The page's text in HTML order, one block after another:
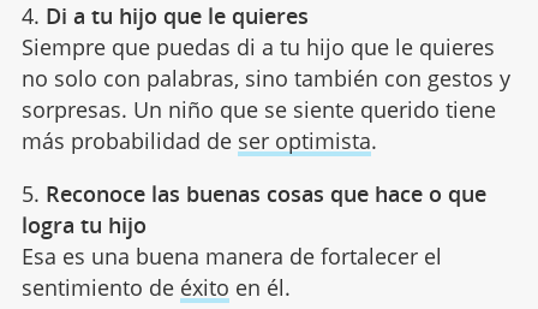
4. Di a tu hijo que le quieres
Siempre que puedas di a tu hijo que le quieres
no solo con palabras, sino también con gestos y
sorpresas. Un niño que se siente querido tiene
más probabilidad de ser optimista.
5. Reconoce las buenas cosas que hace o que
logra tu hijo
Esa es una buena manera de fortalecer el
sentimiento de éxito en él.